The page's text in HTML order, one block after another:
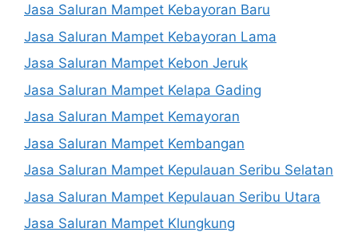
Jasa Saluran Mampet Kebayoran Baru
Jasa Saluran Mampet Kebayoran Lama
Jasa Saluran Mampet Kebon Jeruk
Jasa Saluran Mampet Kelapa Gading
Jasa Saluran Mampet Kemayoran
Jasa Saluran Mampet Kembangan
Jasa Saluran Mampet Kepulauan Seribu Selatan
Jasa Saluran Mampet Kepulauan Seribu Utara
Jasa Saluran Mampet Klungkung